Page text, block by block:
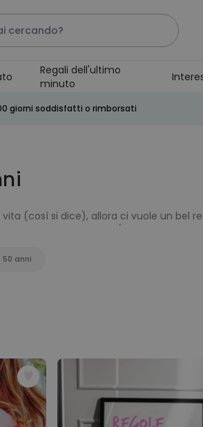
Telo Mare
Faccia
Master Barbecue con Foto
19,99 €
Personalizzabile
Bicchiere da Gin
Personalizzato con Testo
Regali dell'ultimo
minuto
giorni soddisfatti o rimborsati
(così si dice), allora ci vuole un bel
e puoi assicurarti che il/la neo-
50 anni